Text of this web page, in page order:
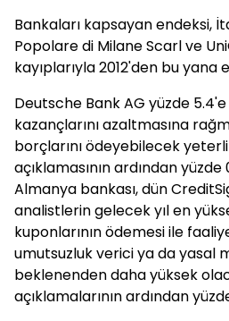
Bankaları kapsayan endeksi,
Popolare di Milane Scarl ve
kayıplarıyla 2012'den bu yana
Deutsche Bank AG yüzde
kazançlarını azaltmasına
borçlarını ödeyebilecek
açıklamasının ardından
Almanya bankası, dün
analistlerin gelecek yıl en
kuponlarının ödemesi ile
umutsuzluk verici ya da yasal
beklenenden daha yüksek
açıklamalarının ardından